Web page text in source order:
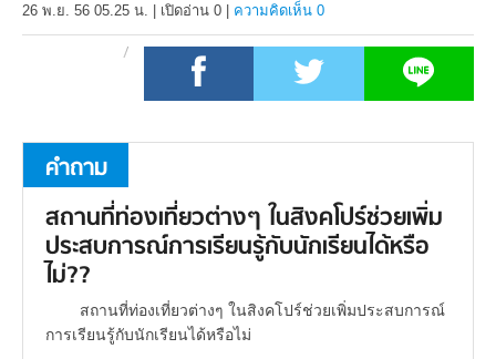
26 พ.ย. 56 05.25 น. เปิดอ่าน 0 ความคิดเห็น 0
คำถาม
สถานที่ท่องเที่ยวต่างๆ ในสิงคโปร์ช่วยเพิ่ม
ประสบการณ์การเรียนรู้กับนักเรียนได้หรือ
ไม่??
สถานที่ท่องเที่ยวต่างๆ ในสิงคโปร์ช่วยเพิ่มประสบการณ์
การเรียนรู้กับนักเรียนได้หรือไม่